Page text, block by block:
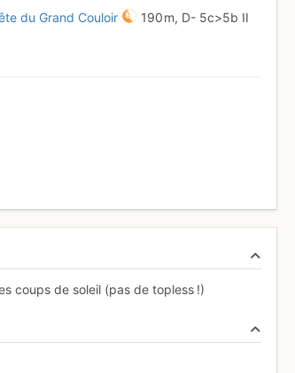
du Grand Couloir 190 m, D- 5c>5b II
coups de soleil (pas de topless !)